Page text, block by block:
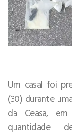
Um casal foi
(30) durante
da Ceasa,
quantidade